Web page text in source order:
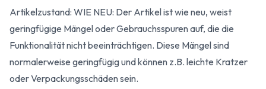
Artikelzustand: WIE NEU: Der Artikel ist wie neu, weist
geringfügige Mängel oder Gebrauchsspuren auf, die die
Funktionalität nicht beeinträchtigen. Diese Mängel sind
normalerweise geringfügig und können z.B. leichte Kratzer
oder Verpackungsschäden sein.